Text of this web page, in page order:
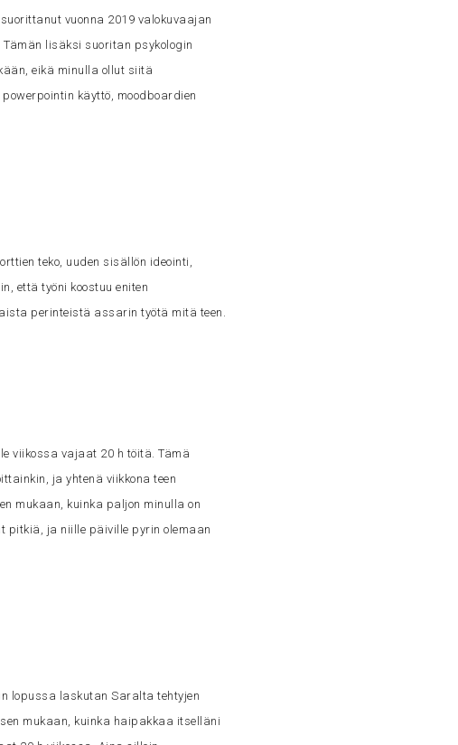
vuonna 2019 valokuvaajan
lisäksi suoritan psykologin
eikä minulla ollut siitä
käyttö, moodboardien
teko, uuden sisällön ideointi,
että työni koostuu eniten
perinteistä assarin työtä mitä teen.
viikossa vajaat 20 h töitä. Tämä
ja yhtenä viikkona teen
mukaan, kuinka paljon minulla on
pitkiä, ja niille päiville pyrin olemaan
lopussa laskutan Saralta tehtyjen
mukaan, kuinka haipakkaa itselläni